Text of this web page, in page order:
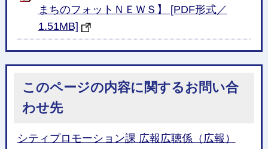
まちのフォットＮＥＷＳ】 [PDF形式／
1.51MB]
このページの内容に関するお問い合
わせ先
シティプロモーション課 広報広聴係（広報）